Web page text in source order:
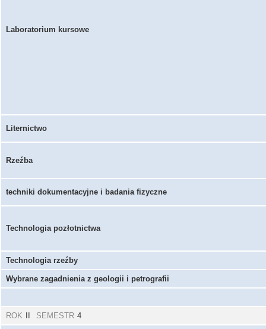
Laboratorium kursowe
Liternictwo
Rzeźba
techniki dokumentacyjne i badania fizyczne
Technologia pozłotnictwa
Technologia rzeźby
Wybrane zagadnienia z geologii i petrografii
ROK SEMESTR 4